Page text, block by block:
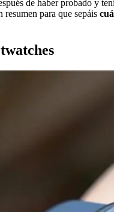
de haber probado y
resumen para que sepáis